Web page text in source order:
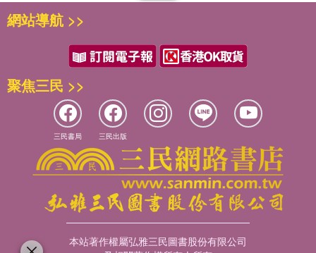
網站導航 >>
聚焦三民 >>
三民書局 三民出版
本站著作權屬弘雅三民圖書股份有限公司